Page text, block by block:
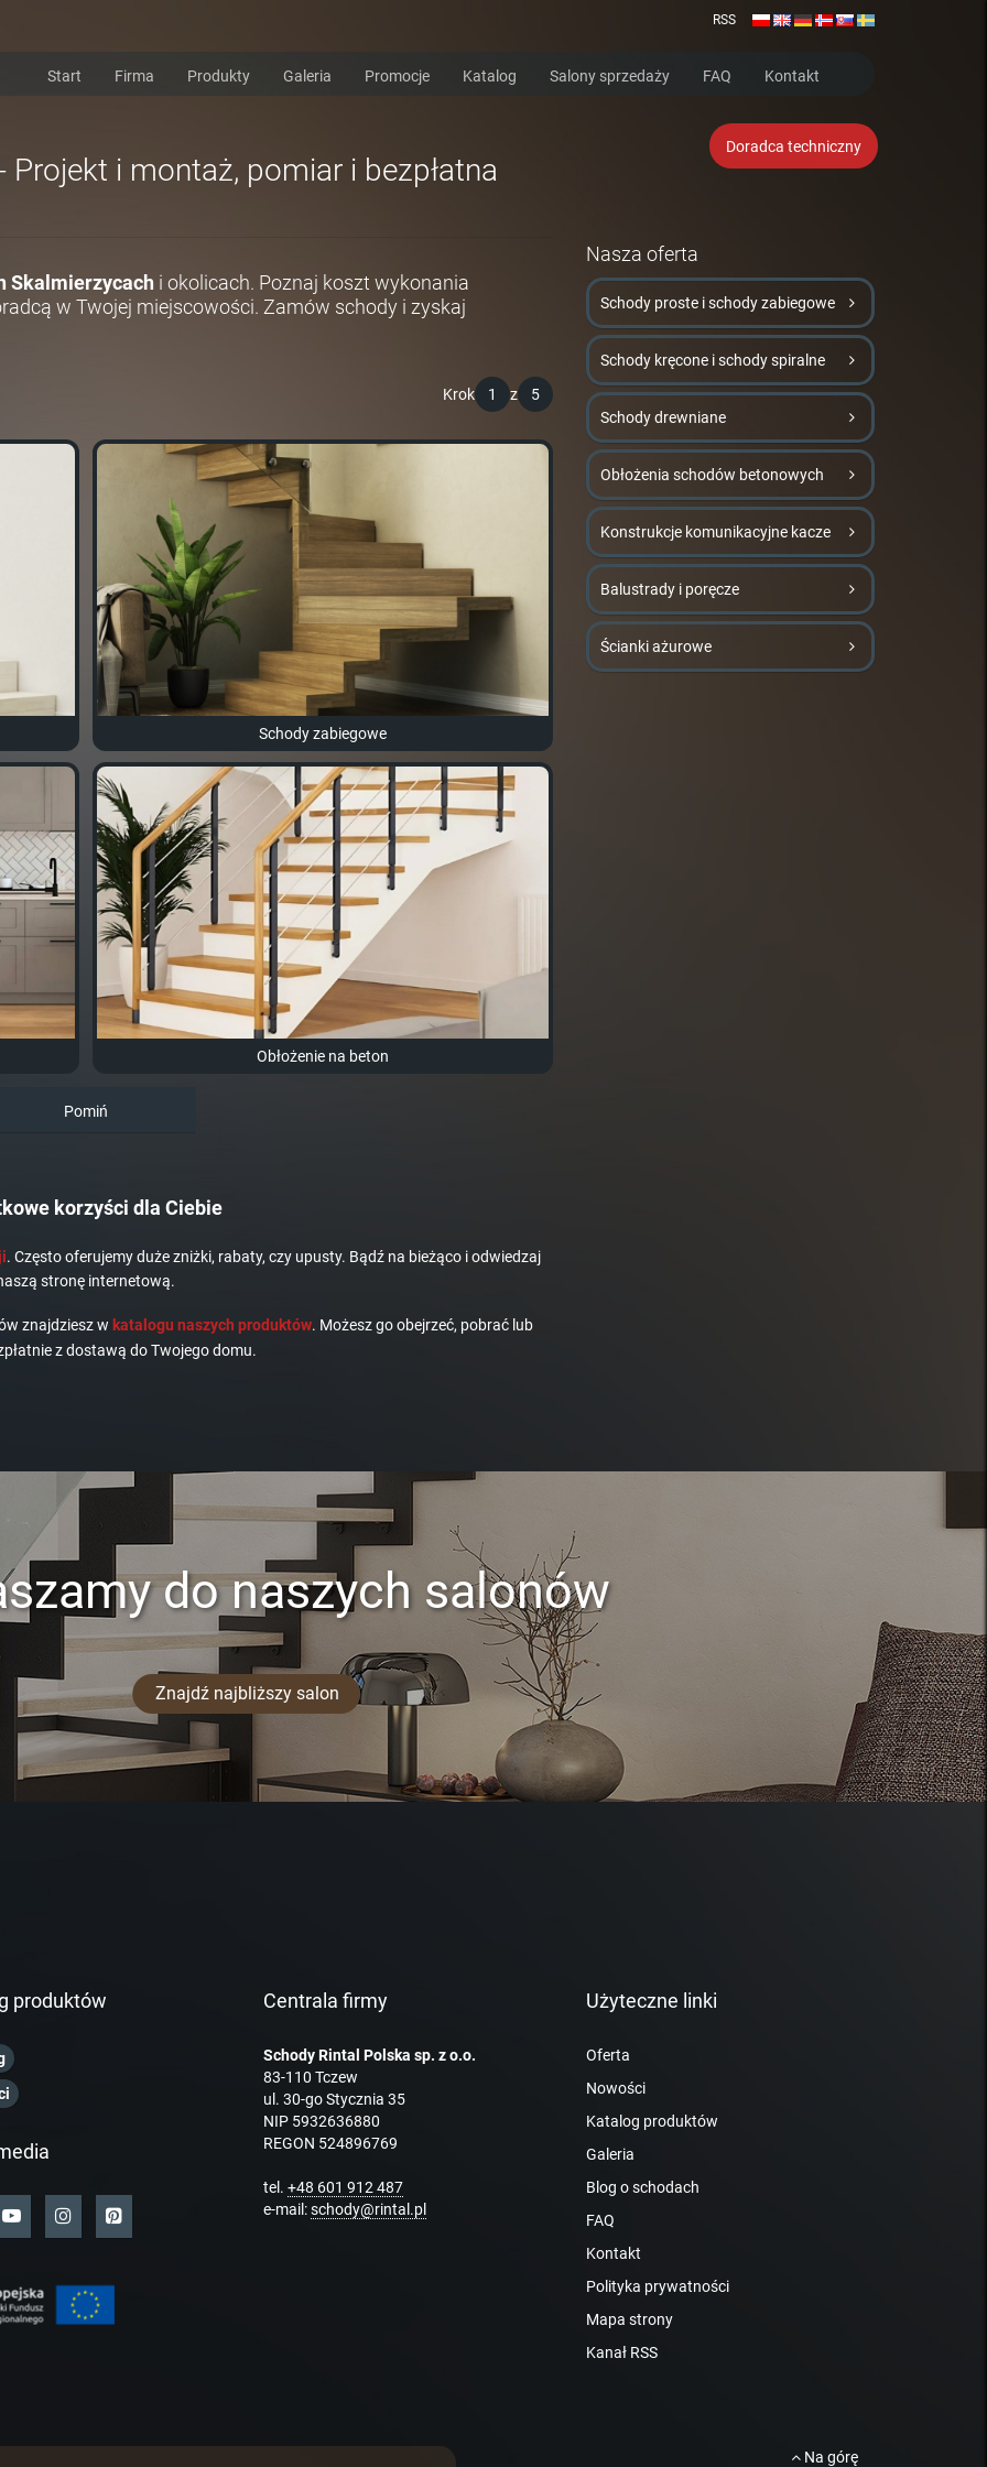
RSS
Start Firma Produkty Galeria Promocje Katalog Salony sprzedaży FAQ Kontakt
Doradca techniczny
i montaż, pomiar i bezpłatna
Skalmierzycach i okolicach. Poznaj koszt wykonania
w Twojej miejscowości. Zamów schody i zyskaj
Krok 1 z 5
Schody zabiegowe
Obłożenie na beton
Pomiń
korzyści dla Ciebie
. Często oferujemy duże zniżki, rabaty, czy upusty. Bądź na bieżąco i odwiedzaj
stronę internetową.
znajdziesz w katalogu naszych produktów. Możesz go obejrzeć, pobrać lub
z dostawą do Twojego domu.
Nasza oferta
Schody proste i schody zabiegowe
Schody kręcone i schody spiralne
Schody drewniane
Obłożenia schodów betonowych
Konstrukcje komunikacyjne kacze
Balustrady i poręcze
Ścianki ażurowe
do naszych salonów
Znajdź najbliższy salon
produktów Centrala firmy
Schody Rintal Polska sp. z o.o.
83-110 Tczew
ul. 30-go Stycznia 35
NIP 5932636880
REGON 524896769
tel. +48 601 912 487
e-mail:schody@rintal.pl
Użyteczne linki
Oferta
Nowości
Katalog produktów
Galeria
Blog o schodach
FAQ
Kontakt
Polityka prywatności
Mapa strony
Kanał RSS
Na górę